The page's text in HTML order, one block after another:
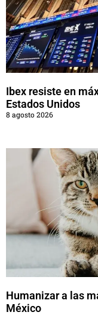
Ibex resiste en
Estados Unidos
8 agosto 2026
Humanizar a las
México